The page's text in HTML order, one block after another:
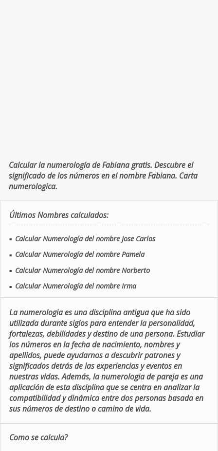
Calcular la numerología de Fabiana gratis. Descubre el
significado de los números en el nombre Fabiana. Carta
numerologica.
Últimos Nombres calculados:
■ Calcular Numerología del nombre Jose Carlos
■ Calcular Numerología del nombre Pamela
■ Calcular Numerología del nombre Norberto
■ Calcular Numerología del nombre Irma
La numerologia es una disciplina antigua que ha sido
utilizada durante siglos para entender la personalidad,
fortalezas, debilidades y destino de una persona. Estudiar
los números en la fecha de nacimiento, nombres y
apellidos, puede ayudarnos a descubrir patrones y
significados detrás de las experiencias y eventos en
nuestras vidas. Además, la numerologia de pareja es una
aplicación de esta disciplina que se centra en analizar la
compatibilidad y dinámica entre dos personas basada en
sus números de destino o camino de vida.
Como se calcula?